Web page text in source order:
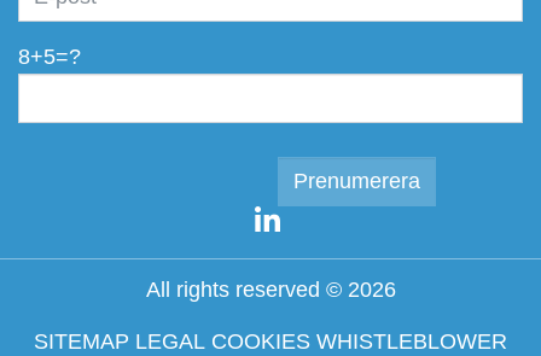
8+5=?
All rights reserved © 2026
SITEMAP LEGAL COOKIES WHISTLEBLOWER